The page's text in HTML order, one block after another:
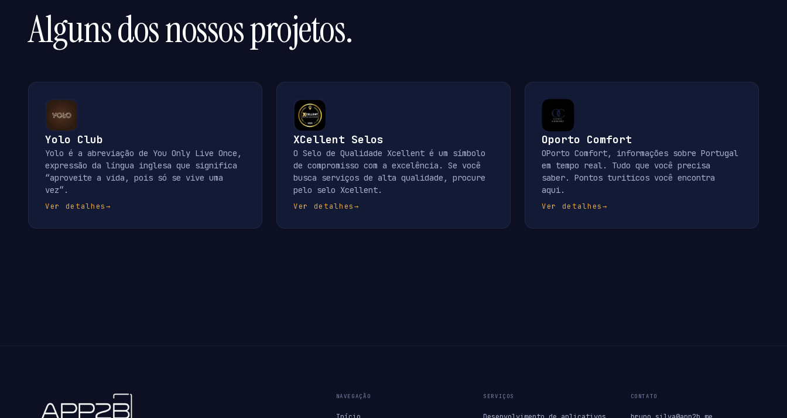
Alguns dos nossos projetos.
Yolo Club
Yolo é a abreviação de You Only Live Once,
expressão da língua inglesa que significa
“aproveite a vida, pois só se vive uma
vez”.
Ver detalhes→
XCellent Selos
O Selo de Qualidade Xcellent é um símbolo
de compromisso com a excelência. Se você
busca serviços de alta qualidade, procure
pelo selo Xcellent.
Ver detalhes→
Oporto Comfort
OPorto Comfort, informações sobre Portugal
em tempo real. Tudo que você precisa
saber. Pontos turiticos você encontra
aqui.
Ver detalhes→
NAVEGAÇÃO SERVIÇOS CONTATO